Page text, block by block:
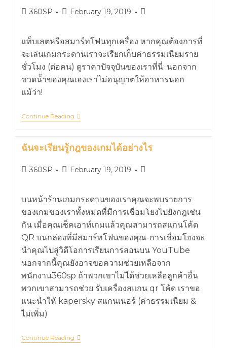
360SP February 19, 2019
แท็บเลตหรือสมาร์ทโฟนทุกเครื่อง หากคุณต้องการที่
จะเล่นเกมกระดานเราจะเรียกเก็บค่าธรรมเนียมราย
ชั่วโมง (ต่อคน) ดูราคาปัจจุบันของเราที่นี่: นอกจาก
ขวดน้ำของคุณเองเราไม่อนุญาตให้อาหารนอก
แม้ว่า!
Continue Reading
ฉันจะเรียนรู้กฎของเกมได้อย่างไร
360SP February 19, 2019
บนหน้าร้านเกมกระดานของเราคุณจะพบรายการ
ของเกมของเราทั้งหมดที่มีการเชื่อมโยงไปยังกฎเช่น
กัน เมื่อคุณเช็คเอาท์เกมแล้วคุณสามารถสแกนโค้ด
QR บนกล่องที่มีสมาร์ทโฟนของคุณ-การเชื่อมโยงจะ
นำคุณไปสู่วิดีโอการเรียนการสอนบน YouTube
นอกจากนี้คุณยังอาจขอความช่วยเหลือจาก
พนักงาน360sp ถ้าพวกเขาไม่ได้ช่วยเหลือลูกค้าอื่น
พวกเขาสามารถช่วย รับเครื่องสแกน qr โค้ด เราขอ
แนะนำให้ kapersky สแกนเนอร์ (ค่าธรรมเนียม &
ไม่เพิ่ม)
Continue Reading